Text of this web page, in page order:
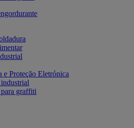
e Proteção Eletrónica
graffiti